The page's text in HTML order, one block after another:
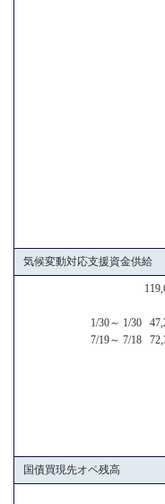
気候変動対応支援資金供給
1/30～ 1/30
7/19～ 7/18
国債買現先オペ残高